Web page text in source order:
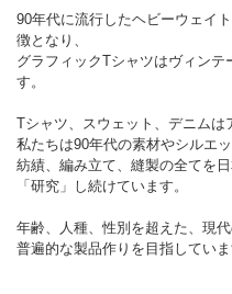
90年代に流行したヘビーウェイ
徴となり、
グラフィックTシャツはヴィンテ
す。
Tシャツ、スウェット、デニムは
私たちは90年代の素材やシルエ
紡績、編み立て、縫製の全てを
「研究」し続けています。
年齢、人種、性別を超えた、現
普遍的な製品作りを目指していま